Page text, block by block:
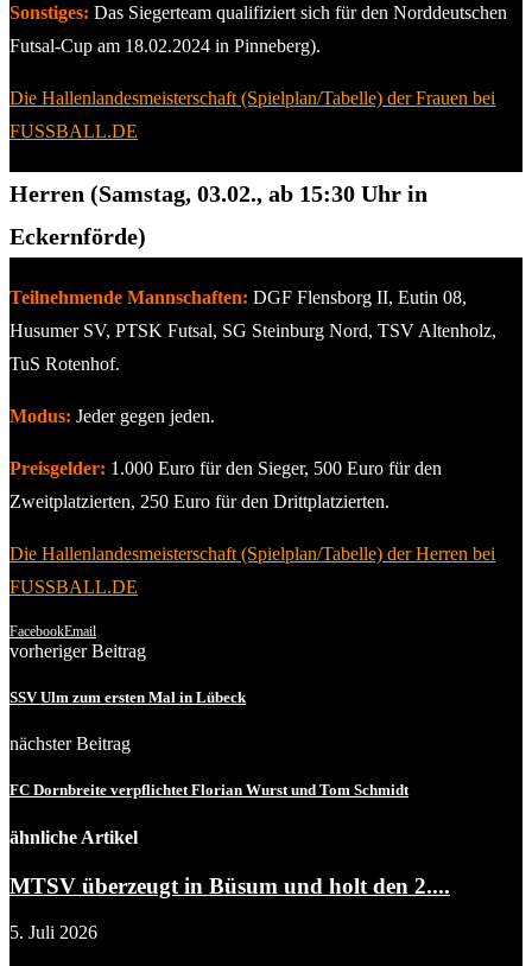
Sonstiges: Das Siegerteam qualifiziert sich für den Norddeutschen
Futsal-Cup am 18.02.2024 in Pinneberg).
Die Hallenlandesmeisterschaft (Spielplan/Tabelle) der Frauen bei
FUSSBALL.DE
Herren (Samstag, 03.02., ab 15:30 Uhr in
Eckernförde)
Teilnehmende Mannschaften: DGF Flensborg II, Eutin 08,
Husumer SV, PTSK Futsal, SG Steinburg Nord, TSV Altenholz,
TuS Rotenhof.
Modus: Jeder gegen jeden.
Preisgelder: 1.000 Euro für den Sieger, 500 Euro für den
Zweitplatzierten, 250 Euro für den Drittplatzierten.
Die Hallenlandesmeisterschaft (Spielplan/Tabelle) der Herren bei
FUSSBALL.DE
FacebookEmail
vorheriger Beitrag
SSV Ulm zum ersten Mal in Lübeck
nächster Beitrag
FC Dornbreite verpflichtet Florian Wurst und Tom Schmidt
ähnliche Artikel
MTSV überzeugt in Büsum und holt den 2....
5. Juli 2026